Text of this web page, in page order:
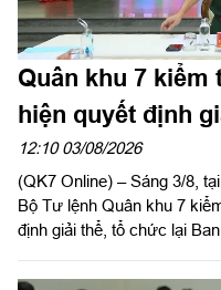
Quân khu 7
hiện quyết định
PTKV tại tỉnh Tây
12:10 03/08/2026
(QK7 Online) – Sáng 3/8,
Bộ Tư lệnh Quân khu 7
định giải thể, tổ chức lại
Hữu Nhân, Phó Tham